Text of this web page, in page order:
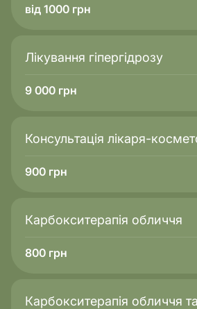
Скільки триває і як
Типова процедура займає 60–90
шкіри: зазвичай це раз на 1–3
чистку обличчя?
дискомфорт або легкий біль у
застосовує професійні засоби для
від 1000 грн
Лікування гіпергідрозу
9 000 грн
Консультація лікаря-
900 грн
Карбокситерапія обличчя
800 грн
Карбокситерапія обличчя